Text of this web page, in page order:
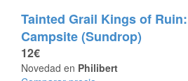
Tainted Grail Kings of
Campsite (Sundrop)
12€
Novedad en Philibert